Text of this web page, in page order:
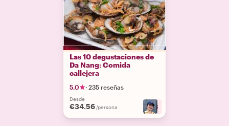
Las 10 degustaciones de
Da Nang: Comida
callejera
5.0 · 235 reseñas
Desde
€34.56 /persona +3